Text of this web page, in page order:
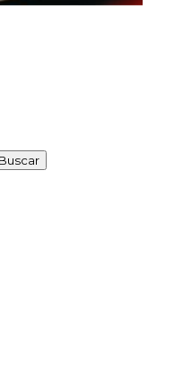
Buscar